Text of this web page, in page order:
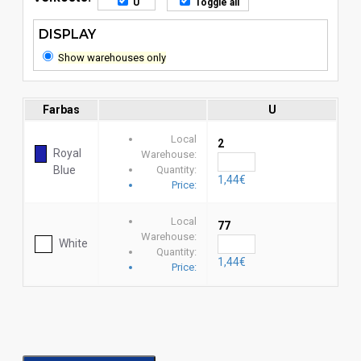
DISPLAY
Show warehouses only
Farbas U
Royal
Blue
Local
Warehouse:
Quantity:
Price:
2
1,44€
White
Local
Warehouse:
Quantity:
Price:
77
1,44€